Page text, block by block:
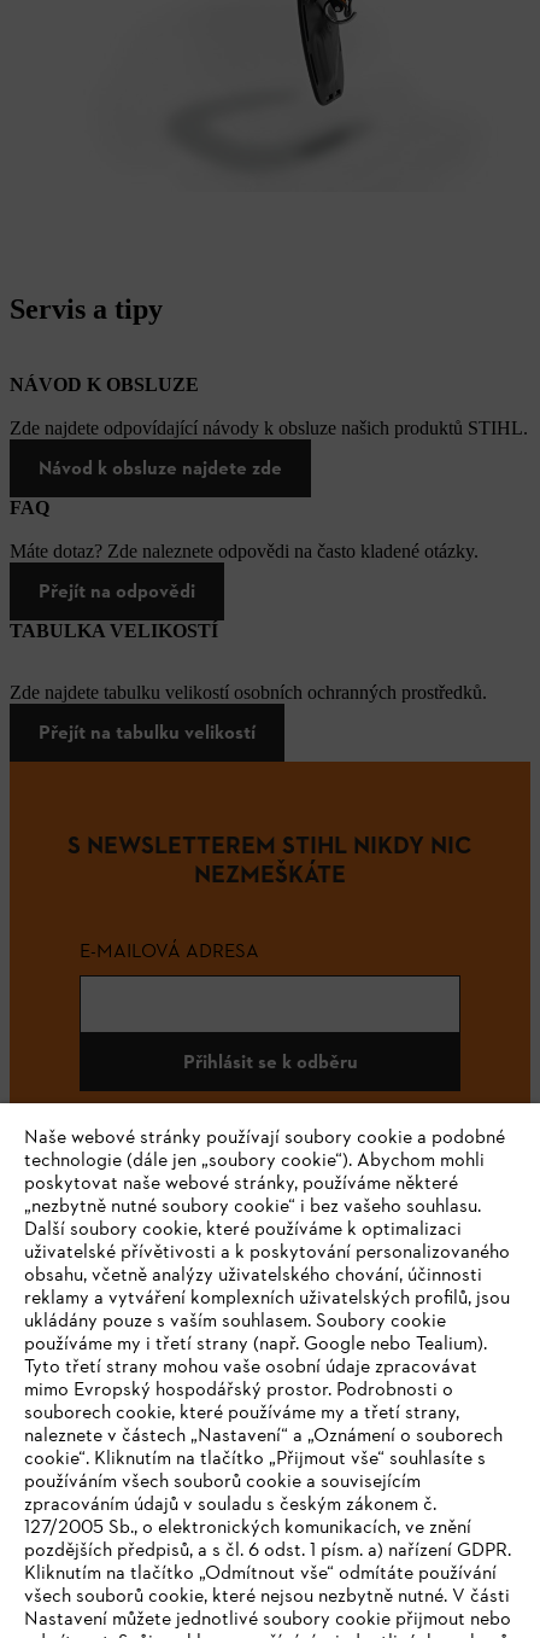
Servis a tipy
NÁVOD K OBSLUZE
Zde najdete odpovídající návody k obsluze našich produktů STIHL.
Návod k obsluze najdete zde
FAQ
Máte dotaz? Zde naleznete odpovědi na často kladené otázky.
Přejít na odpovědi
TABULKA VELIKOSTÍ
Zde najdete tabulku velikostí osobních ochranných prostředků.
Přejít na tabulku velikostí
S NEWSLETTEREM STIHL NIKDY NIC
NEZMEŠKÁTE
E-MAILOVÁ ADRESA
Přihlásit se k odběru
#STIHL
Společnost
STIHL FAQ
Služby
IHR BROWSER WIRD NICHT
UNTERSTÜTZT
Naše webové stránky používají soubory cookie a podobné
technologie (dále jen „soubory cookie“). Abychom mohli
poskytovat naše webové stránky, používáme některé
„nezbytně nutné soubory cookie“ i bez vašeho souhlasu.
Další soubory cookie, které používáme k optimalizaci
uživatelské přívětivosti a k poskytování personalizovaného
obsahu, včetně analýzy uživatelského chování, účinnosti
reklamy a vytváření komplexních uživatelských profilů, jsou
ukládány pouze s vaším souhlasem. Soubory cookie
používáme my i třetí strany (např. Google nebo Tealium).
Tyto třetí strany mohou vaše osobní údaje zpracovávat
mimo Evropský hospodářský prostor. Podrobnosti o
souborech cookie, které používáme my a třetí strany,
naleznete v částech „Nastavení“ a „Oznámení o souborech
cookie“. Kliknutím na tlačítko „Přijmout vše“ souhlasíte s
používáním všech souborů cookie a souvisejícím
zpracováním údajů v souladu s českým zákonem č.
127/2005 Sb., o elektronických komunikacích, ve znění
pozdějších předpisů, a s čl. 6 odst. 1 písm. a) nařízení GDPR.
Kliknutím na tlačítko „Odmítnout vše“ odmítáte používání
všech souborů cookie, které nejsou nezbytně nutné. V části
Nastavení můžete jednotlivé soubory cookie přijmout nebo